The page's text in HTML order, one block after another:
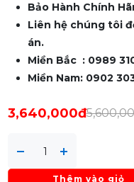
Bảo Hành Chính
Liên hệ chúng tôi
án.
Miền Bắc : 0989
Miền Nam: 0902
3,640,000đ
Thêm vào giỏ